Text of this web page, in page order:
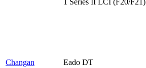
Changan
Eado DT